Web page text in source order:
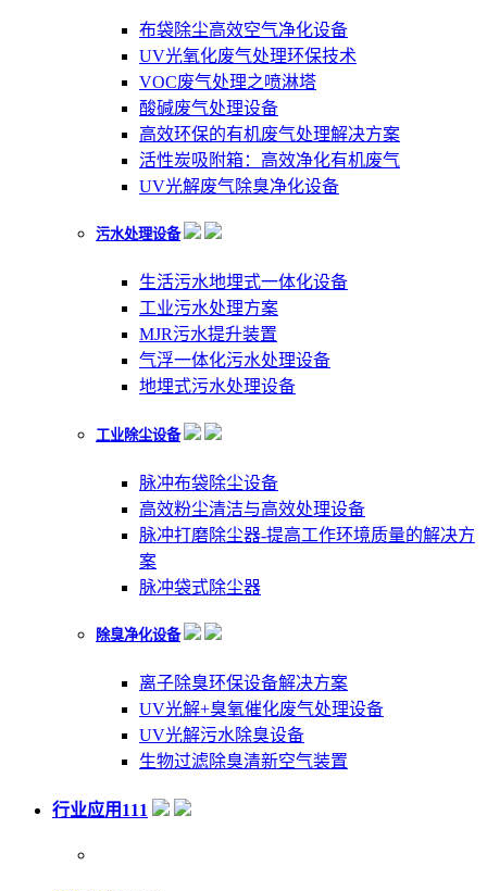
布袋除尘高效空气净化设备
UV光氧化废气处理环保技术
VOC废气处理之喷淋塔
酸碱废气处理设备
高效环保的有机废气处理解决方案
活性炭吸附箱：高效净化有机废气
UV光解废气除臭净化设备
污水处理设备
生活污水地埋式一体化设备
工业污水处理方案
MJR污水提升装置
气浮一体化污水处理设备
地埋式污水处理设备
工业除尘设备
脉冲布袋除尘设备
高效粉尘清洁与高效处理设备
脉冲打磨除尘器-提高工作环境质量的解决方
案
脉冲袋式除尘器
除臭净化设备
离子除臭环保设备解决方案
UV光解+臭氧催化废气处理设备
UV光解污水除臭设备
生物过滤除臭清新空气装置
行业应用111